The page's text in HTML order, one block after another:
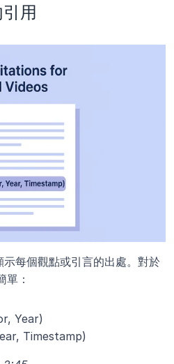
用
每個觀點或引言的出處。對於
：
Year)
Timestamp)